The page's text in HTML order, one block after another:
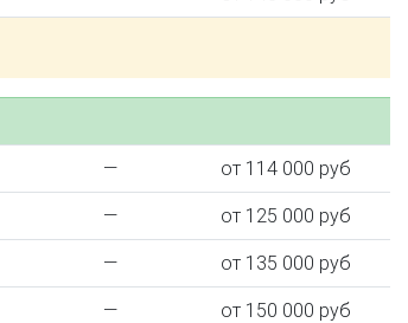
— от 114 000 руб
— от 125 000 руб
— от 135 000 руб
— от 150 000 руб